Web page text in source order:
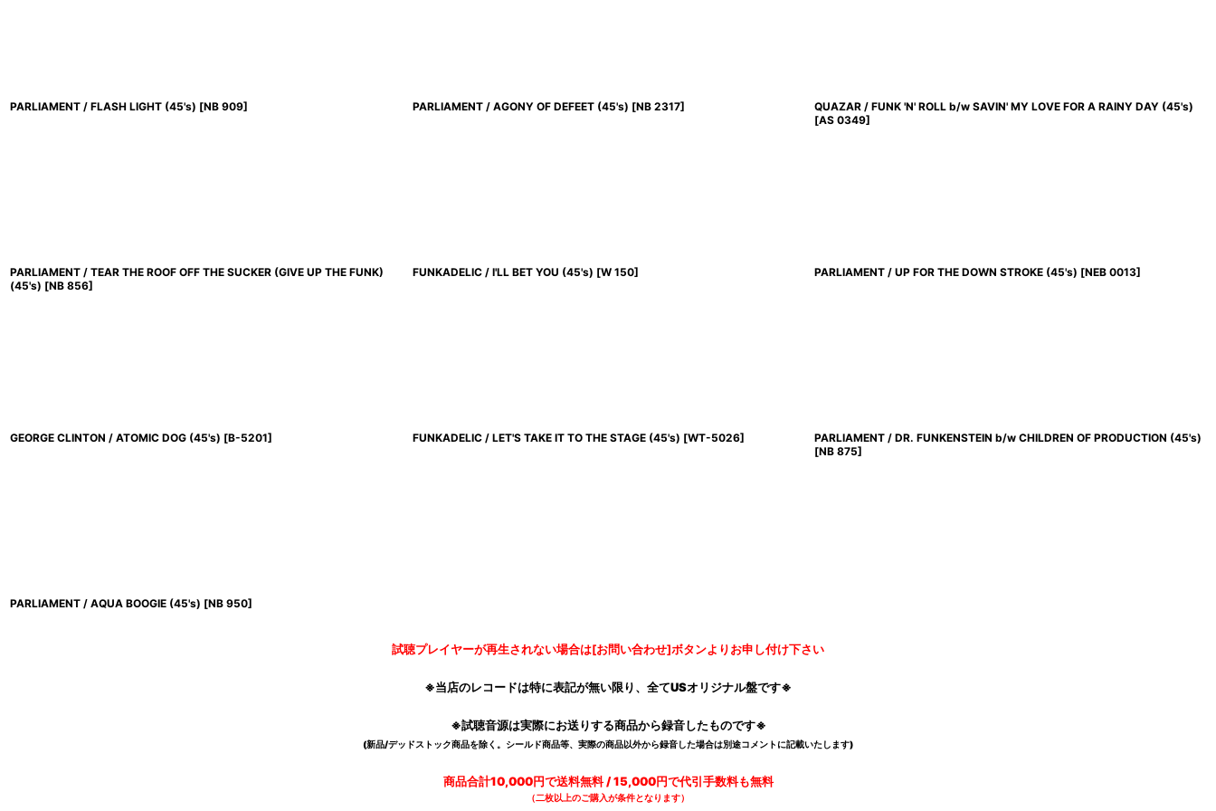
PARLIAMENT / FLASH LIGHT (45's) [NB 909] PARLIAMENT / AGONY OF DEFEET (45's) [NB 2317]
QUAZAR / FUNK 'N' ROLL b/w SAVIN' MY LOVE FOR A RAINY DAY (45's)
[AS 0349]
PARLIAMENT / TEAR THE ROOF OFF THE SUCKER (GIVE UP THE FUNK)
(45's) [NB 856]
FUNKADELIC / I'LL BET YOU (45's) [W 150] PARLIAMENT / UP FOR THE DOWN STROKE (45's) [NEB 0013]
GEORGE CLINTON / ATOMIC DOG (45's) [B-5201] FUNKADELIC / LET'S TAKE IT TO THE STAGE (45's) [WT-5026]
PARLIAMENT / DR. FUNKENSTEIN b/w CHILDREN OF PRODUCTION (45's)
[NB 875]
PARLIAMENT / AQUA BOOGIE (45's) [NB 950]
試聴プレイヤーが再生されない場合は[お問い合わせ]ボタンよりお申し付け下さい
※当店のレコードは特に表記が無い限り、全てUSオリジナル盤です※
※試聴音源は実際にお送りする商品から録音したものです※
(新品/デッドストック商品を除く。シールド商品等、実際の商品以外から録音した場合は別途コメントに記載いたします)
商品合計10,000円で送料無料 / 15,000円で代引手数料も無料
（二枚以上のご購入が条件となります）